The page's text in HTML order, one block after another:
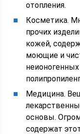
отопления.
Косметика.
прочих
кожей,
моющие и
Медицина.
основы.
содержат